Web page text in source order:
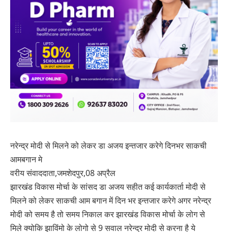
नरेन्द्र मोदी से मिलने को लेकर डा अजय इन्तजार करेगे दिनभर साकची
आमबगान मे
वरीय संवाददाता,जमशेदपुर,08 अप्रैल
झारखंड विकास मोर्चा के सांसद डा अजय सहीत कई कार्यकार्ता मोदी से
मिलने को लेकर साकची आम बगान में दिन भर इन्तजार करेगे अगर नरेन्द्र
मोदी को समय है तो समय निकाल कर झारखंड विकास मोर्चा के लोग से
मिले क्योकि झाविंमो के लोगो से 9 सवाल नरेन्द्र मोदी से करना है ये